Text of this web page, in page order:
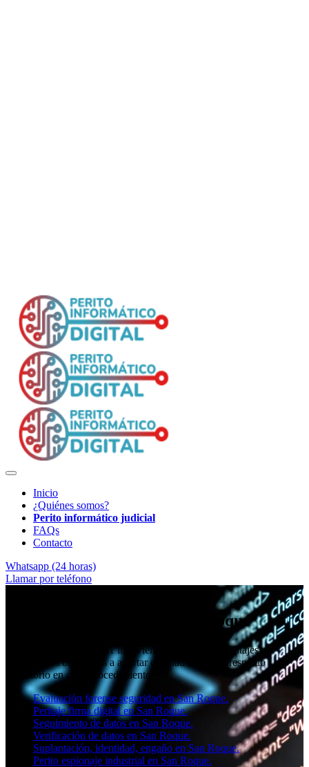
Inicio
¿Quiénes somos?
Perito informático judicial
FAQs
Contacto
Whatsapp (24 horas)
Llamar por teléfono
Peritos informáticos en San Roque
El equipo de SOCIAL11 interviene en Cádiz con peritajes
informáticos orientados a aportar claridad técnica y respaldo
probatorio en cada procedimiento.
Evaluación forense seguridad en San Roque.
Peritaje firma digital en San Roque.
Seguimiento de datos en San Roque.
Verificación de datos en San Roque.
Suplantación, identidad, engaño en San Roque.
Perito espionaje industrial en San Roque.